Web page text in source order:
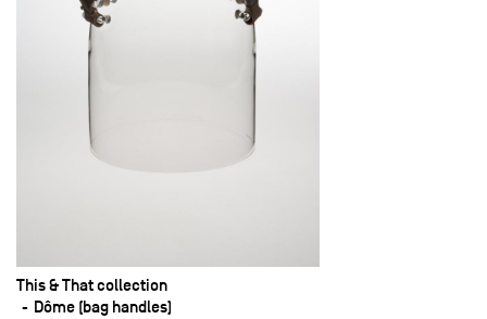
This & That collection
Dôme (bag handles)